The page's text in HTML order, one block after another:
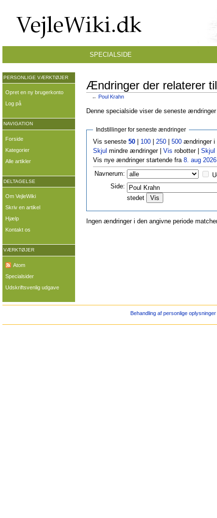
Ændringer der relaterer
← Poul Krahn
Denne specialside viser de seneste
Indstillinger for seneste ændringer
Vis seneste 50| 100| 250| 500ændringer i
Skjul mindre ændringer | Vis robotter | Skjul
Vis nye ændringer startende fra 8. aug
Navnerum:
Side:
stedet
Ingen ændringer i den angivne periode
SPECIALSIDE
PERSONLIGE VÆRKTØJER
Opret en ny brugerkonto
Log på
NAVIGATION
Forside
Kategorier
Alle artikler
DELTAGELSE
Om VejleWiki
Skriv en artikel
Hjælp
Kontakt os
VÆRKTØJER
Atom
Specialsider
Udskriftsvenlig udgave
Behandling af personlige oplysninger